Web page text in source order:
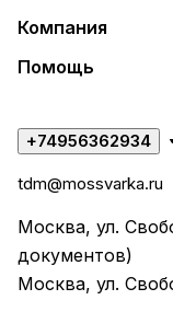
Компания
Помощь
+74956362934
tdm@mossvarka.ru
Москва, ул.
документов)
Москва, ул.